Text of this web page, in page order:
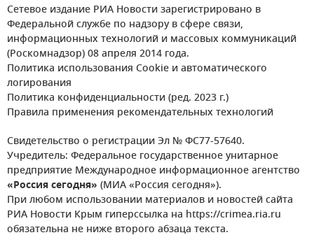
Сетевое издание РИА Новости зарегистрировано в
Федеральной службе по надзору в сфере связи,
информационных технологий и массовых коммуникаций
(Роскомнадзор) 08 апреля 2014 года.
Политика использования Cookie и автоматического
логирования
Политика конфиденциальности (ред. 2023 г.)
Правила применения рекомендательных технологий
Свидетельство о регистрации Эл № ФС77-57640.
Учредитель: Федеральное государственное унитарное
предприятие Международное информационное агентство
«Россия сегодня» (МИА «Россия сегодня»).
При любом использовании материалов и новостей сайта
РИА Новости Крым гиперссылка на https://crimea.ria.ru
обязательна не ниже второго абзаца текста.